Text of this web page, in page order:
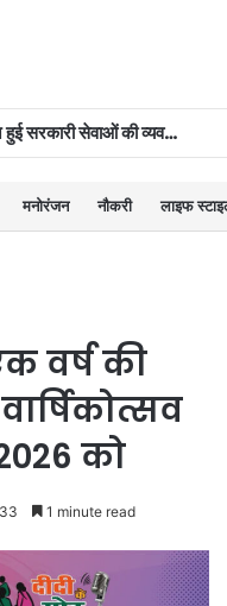
सेवा सेतु पोर्टल: पारदर्शी, तेज और आसान हुई सरकारी सेवाओं की व्यवस्था
मनोरंजन नौकरी लाइफ
वर्ष की
को
33 1 minute read